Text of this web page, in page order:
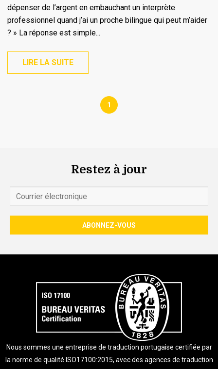
dépenser de l’argent en embauchant un interprète
professionnel quand j’ai un proche bilingue qui peut m’aider
? » La réponse est simple...
LIRE LA SUITE
1
Restez à jour
Nous sommes une entreprise de traduction portugaise certifiée par
la norme de qualité ISO17100:2015, avec des agences de traduction